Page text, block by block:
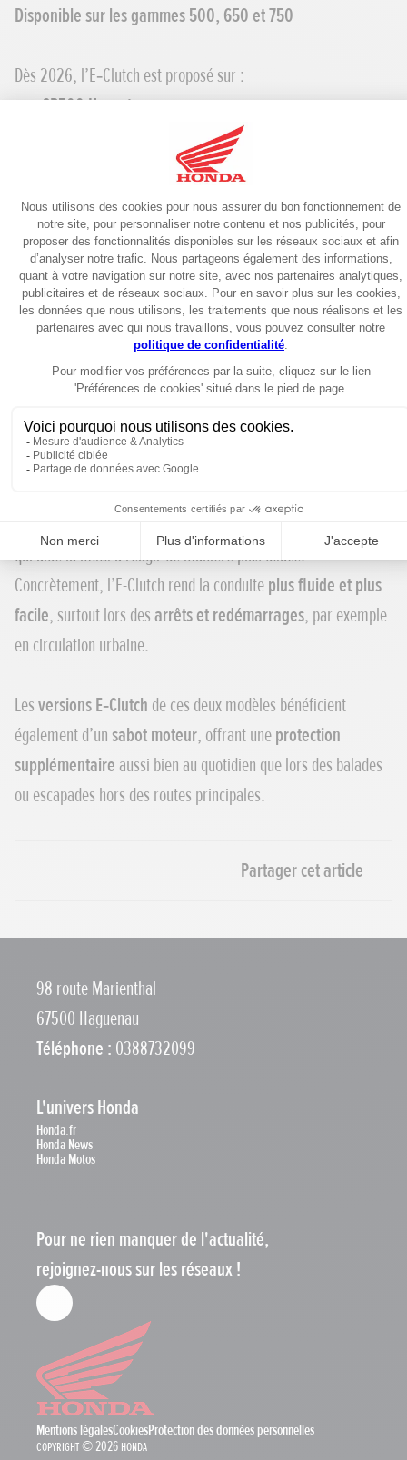
Disponible sur les gammes 500, 650 et 750
Dès 2026, l’E‑Clutch est proposé sur :
CB500 Hornet
Une bonne nouvelle pour les
titulaires du permis A2 , qui
peuvent ainsi profiter d’unconfort d’utilisation inégalable.
Le système laisse toujours la possibilité d’utiliser l’embrayage
de manière classique, selon vos préférences.
Honda étend également cette technologie à sa gamme 750.
L’E‑Clutch est désormais disponible sur :
XL750 Transalp
qui aide la moto à réagir de manière plus douce.
Concrètement, l’E-Clutch rend la conduiteplus fluide et plus
facile, surtout lors desarrêts et redémarrages, par exemple
en circulation urbaine.
Lesversions E‑Clutch de ces deux modèles bénéficient
également d’unsabot moteur, offrant uneprotection
supplémentaire aussi bien au quotidien que lors des balades
ou escapades hors des routes principales.
Partager cet article
98 route Marienthal
67500 Haguenau
Téléphone : 0388732099
L'univers Honda
Honda.fr
Honda News
Honda Motos
Pour ne rien manquer de l'actualité,
rejoignez-nous sur les réseaux !
Mentions légalesCookiesProtection des données personnelles
Copyright © 2026 Honda